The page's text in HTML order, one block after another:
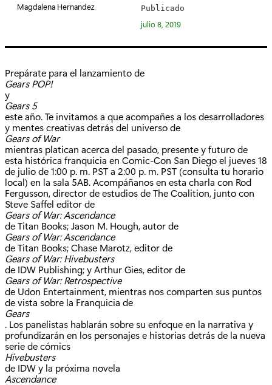
a
Magdalena Hernandez Publicado
julio 8, 2019
Prepárate para el lanzamiento de
Gears POP!
y
Gears 5
este año. Te invitamos a que acompañes a los desarrolladores
y mentes creativas detrás del universo de
Gears of War
mientras platican acerca del pasado, presente y futuro de
esta histórica franquicia en Comic-Con San Diego el jueves 18
de julio de 1:00 p. m. PST a 2:00 p. m. PST (consulta tu horario
local) en la sala 5AB. Acompáñanos en esta charla con Rod
Fergusson, director de estudios de The Coalition, junto con
Steve Saffel editor de
Gears of War: Ascendance
de Titan Books; Jason M. Hough, autor de
Gears of War: Ascendance
de Titan Books; Chase Marotz, editor de
Gears of War: Hivebusters
de IDW Publishing; y Arthur Gies, editor de
Gears of War: Retrospective
de Udon Entertainment, mientras nos comparten sus puntos
de vista sobre la Franquicia de
Gears
. Los panelistas hablarán sobre su enfoque en la narrativa y
profundizarán en los personajes e historias detrás de la nueva
serie de cómics
Hivebusters
de IDW y la próxima novela
Ascendance